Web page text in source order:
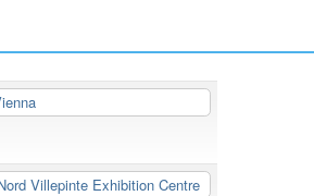
Villepinte Exhibition Centre